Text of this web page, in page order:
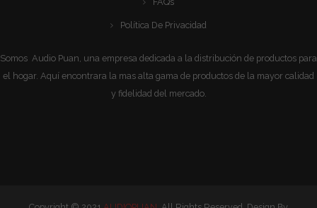
Política De Privacidad
Somos Audio Puan, una empresa dedicada a la distribución de productos para
el hogar. Aquí encontrara la mas alta gama de productos de la mayor calidad
y fidelidad del mercado.